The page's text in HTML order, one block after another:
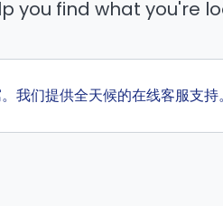
you find what you're
们提供全天候的在线客服支持。